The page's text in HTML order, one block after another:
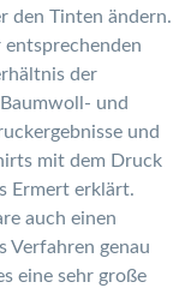
den Tinten ändern.
der
und
und
mit dem Druck
Ermert erklärt.
auch einen
Verfahren genau
eine sehr große